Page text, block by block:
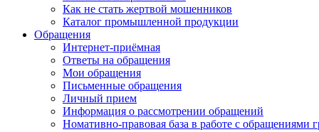
Как не стать жертвой мошенников
Каталог промышленной продукции
Обращения
Интернет-приёмная
Ответы на обращения
Мои обращения
Письменные обращения
Личный прием
Информация о рассмотрении обращений
Номативно-правовая база в работе с обращениями